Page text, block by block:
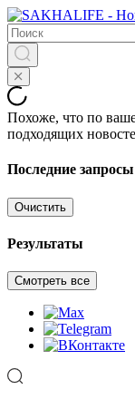
Похоже, что по
подходящих
Последние запросы
Очистить
Результаты
Смотреть все